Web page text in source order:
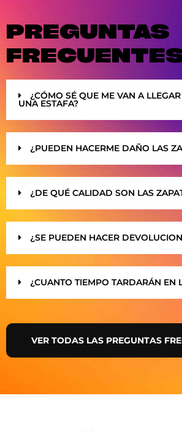
PREGUNTAS
¿CÓMO SÉ QUE ME VAN A
UNA ESTAFA?
¿PUEDEN HACERME DAÑO LAS
¿DE QUÉ CALIDAD SON LAS
¿SE PUEDEN HACER
¿CUANTO TIEMPO TARDARÁN EN
VER TODAS LAS PREGUNTAS